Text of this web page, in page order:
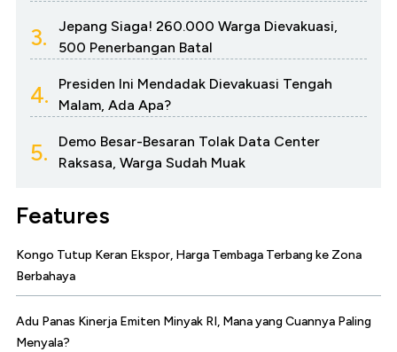
3.
Jepang Siaga! 260.000 Warga Dievakuasi,
500 Penerbangan Batal
4.
Presiden Ini Mendadak Dievakuasi Tengah
Malam, Ada Apa?
5.
Demo Besar-Besaran Tolak Data Center
Raksasa, Warga Sudah Muak
Features
Kongo Tutup Keran Ekspor, Harga Tembaga Terbang ke Zona
Berbahaya
Adu Panas Kinerja Emiten Minyak RI, Mana yang Cuannya Paling
Menyala?